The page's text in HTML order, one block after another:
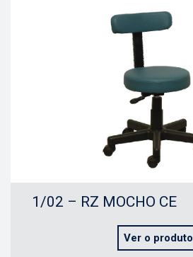
1/02 – RZ MOCHO CE
Ver o produto